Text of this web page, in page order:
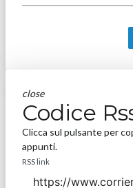
close
Codice
Clicca sul pulsante per
appunti.
RSS link